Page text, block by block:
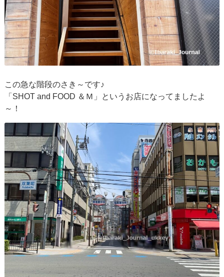
この急な階段のさき～です♪
「SHOT and FOOD ＆Ｍ」というお店になってましたよ
～！